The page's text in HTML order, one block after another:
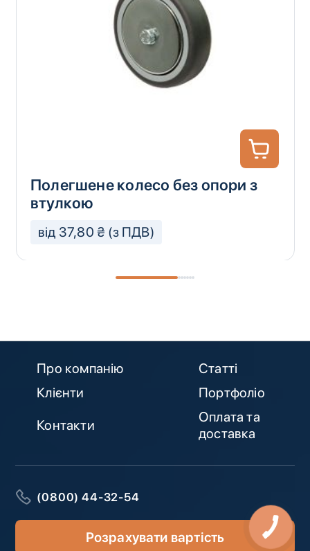
Полегшене колесо без опори з
втулкою
від 37,80 ₴ (з ПДВ)
Про компанію
Статті
Клієнти
Портфоліо
Контакти
Оплата та
доставка
(0800) 44-32-54
Розрахувати вартість